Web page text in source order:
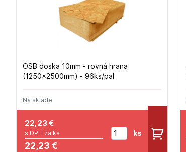
OSB doska 10mm - rovná hrana
(1250x2500mm) - 96ks/pal
Na sklade
22,23€
s DPH za ks
22,23 €
ks